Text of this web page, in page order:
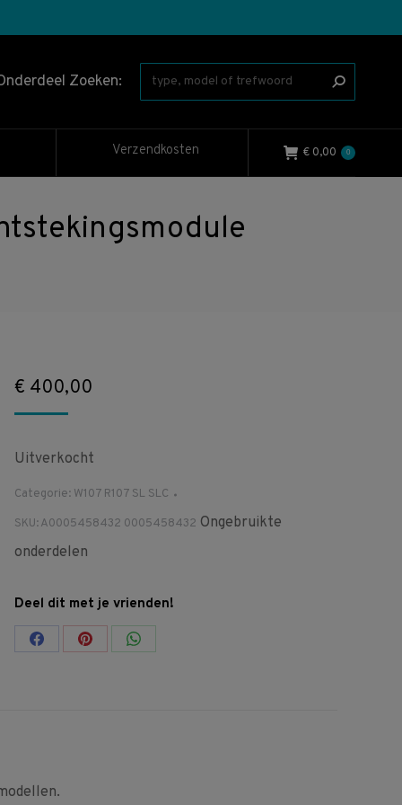
Zoeken:
Verzendkosten € 0,00 0
€ 400,00
Uitverkocht
Categorie: W107 R107 SL SLC
SKU:A0005458432 0005458432 Ongebruikte
onderdelen
Deel dit met je vrienden!
Share Share Share